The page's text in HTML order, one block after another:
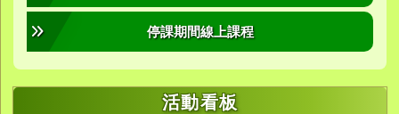
停課期間線上課程
活動看板